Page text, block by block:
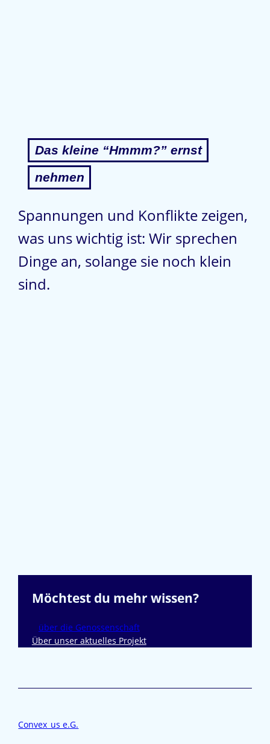
Das kleine “Hmmm?” ernst
nehmen
Spannungen und Konflikte zeigen,
was uns wichtig ist: Wir sprechen
Dinge an, solange sie noch klein
sind.
Möchtest du mehr wissen?
über die Genossenschaft
Über unser aktuelles Projekt
Convex_us e.G.